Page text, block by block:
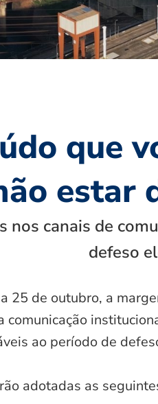
que
estar
nos canais de
defeso
25 de outubro, a
comunicação
ao período de
adotadas as